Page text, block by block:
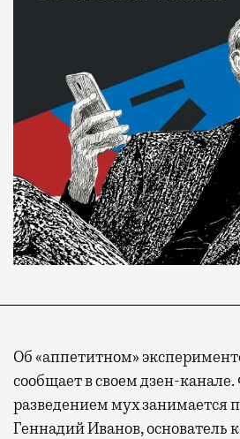
Об «аппетитном»
сообщает в своем дзен-
разведением мух занимается
Геннадий Иванов, основатель